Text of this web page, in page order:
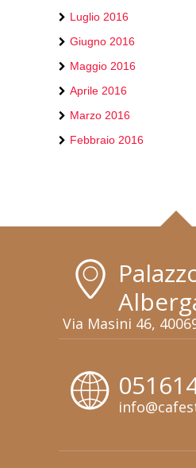
Luglio 2016
Giugno 2016
Maggio 2016
Aprile 2016
Marzo 2016
Febbraio 2016
Via Masini 46,